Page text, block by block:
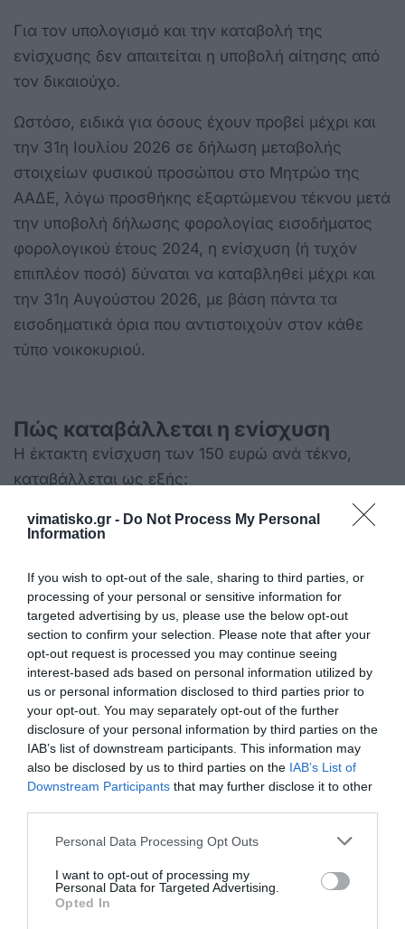
vimatisko.gr - Do Not Process My Personal
Information
If you wish to opt-out of the sale, sharing to third parties, or
processing of your personal or sensitive information for
targeted advertising by us, please use the below opt-out
section to confirm your selection. Please note that after your
opt-out request is processed you may continue seeing
interest-based ads based on personal information utilized by
us or personal information disclosed to third parties prior to
your opt-out. You may separately opt-out of the further
disclosure of your personal information by third parties on the
IAB’s list of downstream participants. This information may
also be disclosed by us to third parties on the IAB’s List of
Downstream Participants that may further disclose it to other
Personal Data Processing Opt Outs
I want to opt-out of processing my
Personal Data for Targeted Advertising.
Opted In
Για τον υπολογισμό και την καταβολή της
ενίσχυσης δεν απαιτείται η υποβολή αίτησης από
τον δικαιούχο.
Ωστόσο, ειδικά για όσους έχουν προβεί μέχρι και
την 31η Ιουλίου 2026 σε δήλωση μεταβολής
στοιχείων φυσικού προσώπου στο Μητρώο της
ΑΑΔΕ, λόγω προσθήκης εξαρτώμενου τέκνου μετά
την υποβολή δήλωσης φορολογίας εισοδήματος
φορολογικού έτους 2024, η ενίσχυση (ή τυχόν
επιπλέον ποσό) δύναται να καταβληθεί μέχρι και
την 31η Αυγούστου 2026, με βάση πάντα τα
εισοδηματικά όρια που αντιστοιχούν στον κάθε
τύπο νοικοκυριού.
Πώς καταβάλλεται η ενίσχυση
Η έκτακτη ενίσχυση των 150 ευρώ ανά τέκνο,
καταβάλλεται ως εξής:
α) Σε περίπτωση υποβολής κοινής φορολογικής
δήλωσης έγγαμων ή μερών συμφώνου
συμβίωσης, η ενίσχυση καταβάλλεται στο σύνολό
της στον σύζυγο ή στο μέρος συμφώνου
συμβίωσης που έχει δηλωθεί ως υπόχρεος, στην
εκκαθαρισμένη δήλωση φορολογίας εισοδήματος
φορολογικού έτους 2024.
β) Σε περίπτωση υποβολής χωριστών
φορολογικών δηλώσεων των γονέων, η ενίσχυση
που αφορά στα κοινά εξαρτώμενα τέκνα
καταβάλλεται κατά το ήμισυ σε έκαστο γονέα. Για
τα μη κοινά εξαρτώμενα τέκνα, η ενίσχυση
καταβάλλεται κατά το ήμισυ σε έκαστο γονέα, εάν
άλλως καταβάλλεται στο σύνολό της στον γονέα
που τα δηλώνει ως εξαρτώμενα.